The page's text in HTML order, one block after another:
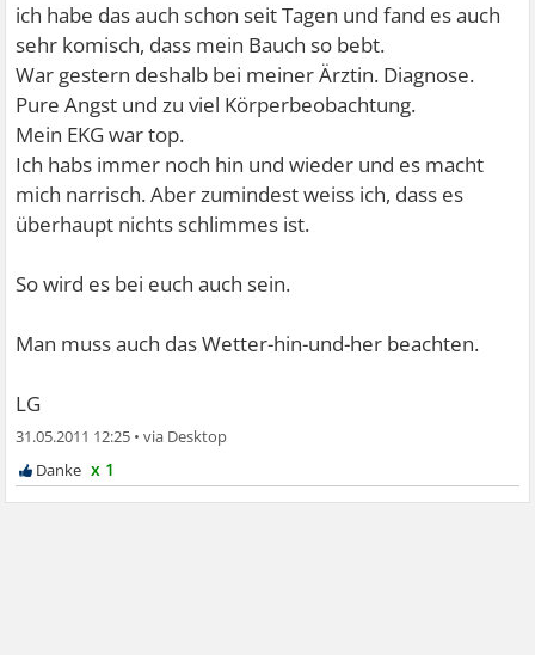
ich habe das auch schon seit Tagen und fand es auch
sehr komisch, dass mein Bauch so bebt.
War gestern deshalb bei meiner Ärztin. Diagnose.
Pure Angst und zu viel Körperbeobachtung.
Mein EKG war top.
Ich habs immer noch hin und wieder und es macht
mich narrisch. Aber zumindest weiss ich, dass es
überhaupt nichts schlimmes ist.
So wird es bei euch auch sein.
Man muss auch das Wetter-hin-und-her beachten.
LG
31.05.2011 12:25 •
x 1